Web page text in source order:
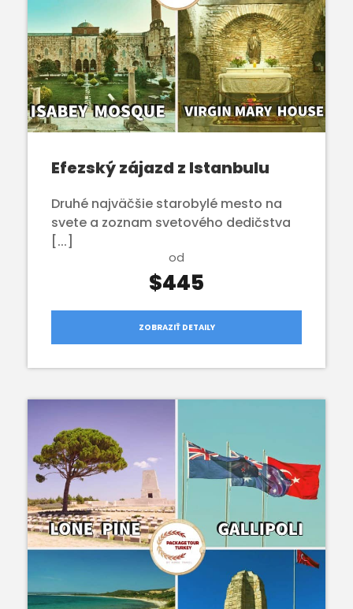
Efezský zájazd z Istanbulu
Druhé najväčšie starobylé mesto na
svete a zoznam svetového dedičstva
[...]
od
$445
ZOBRAZIŤ DETAILY